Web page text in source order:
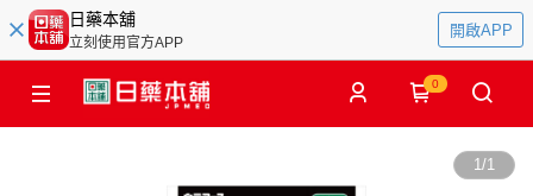
日藥本舖
立刻使用官方APP
開啟APP
0
1/1